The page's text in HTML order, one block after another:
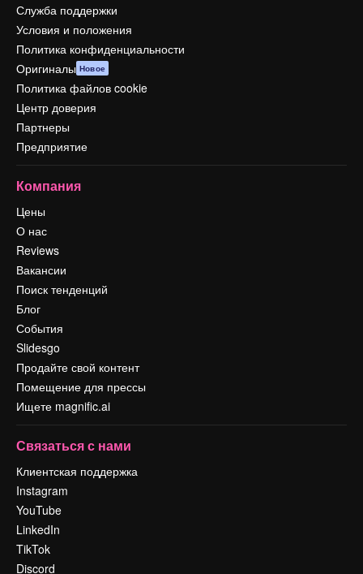
Служба поддержки
Условия и положения
Политика конфиденциальности
Оригиналы Новое
Политика файлов cookie
Центр доверия
Партнеры
Предприятие
Компания
Цены
О нас
Reviews
Вакансии
Поиск тенденций
Блог
События
Slidesgo
Продайте свой контент
Помещение для прессы
Ищете magnific.ai
Связаться с нами
Клиентская поддержка
Instagram
YouTube
LinkedIn
TikTok
Discord